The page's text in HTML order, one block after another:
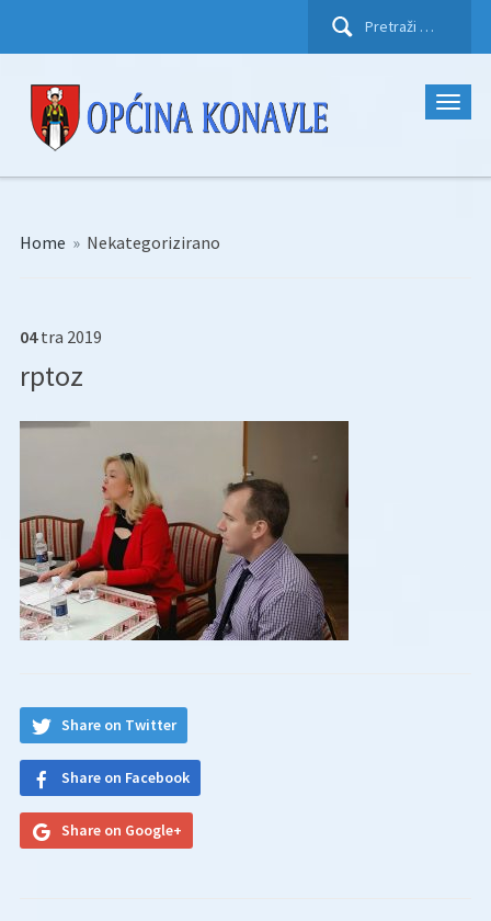
Pretraži:
Home » Nekategorizirano
04 tra 2019
rptoz
Share on Twitter
Share on Facebook
Share on Google+